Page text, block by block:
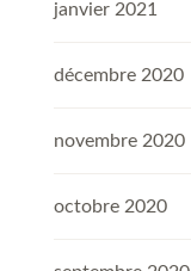
janvier 2021
décembre 2020
novembre 2020
octobre 2020